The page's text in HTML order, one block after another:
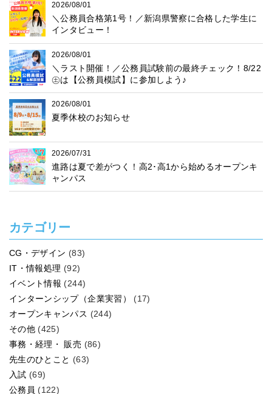
2026/08/01
＼公務員合格第1号！／新潟県警察に合格した学生に
インタビュー！
2026/08/01
＼ラスト開催！／公務員試験前の最終チェック！8/22
㊏は【公務員模試】に参加しよう♪
2026/08/01
夏季休校のお知らせ
2026/07/31
進路は夏で差がつく！高2･高1から始めるオープンキ
ャンパス
カテゴリー
CG・デザイン (83)
IT・情報処理 (92)
イベント情報 (244)
インターンシップ（企業実習）
(17)
オープンキャンパス (244)
その他 (425)
事務・経理・ 販売 (86)
先生のひとこと (63)
入試 (69)
公務員 (122)